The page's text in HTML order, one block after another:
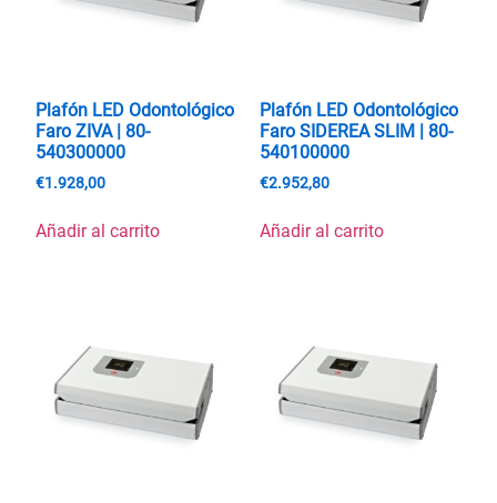
Plafón LED Odontológico
Faro ZIVA | 80-
540300000
€1.928,00
Añadir al carrito
Plafón LED Odontológico
Faro SIDEREA SLIM | 80-
540100000
€2.952,80
Añadir al carrito